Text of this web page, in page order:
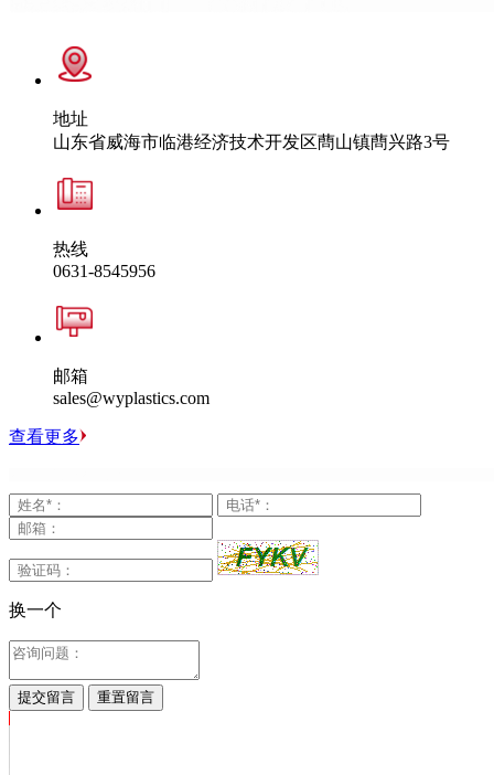
地址
山东省威海市临港经济技术开发区蔄山镇蔄兴路3号
热线
0631-8545956
邮箱
sales@wyplastics.com
查看更多
换一个
提交留言 重置留言